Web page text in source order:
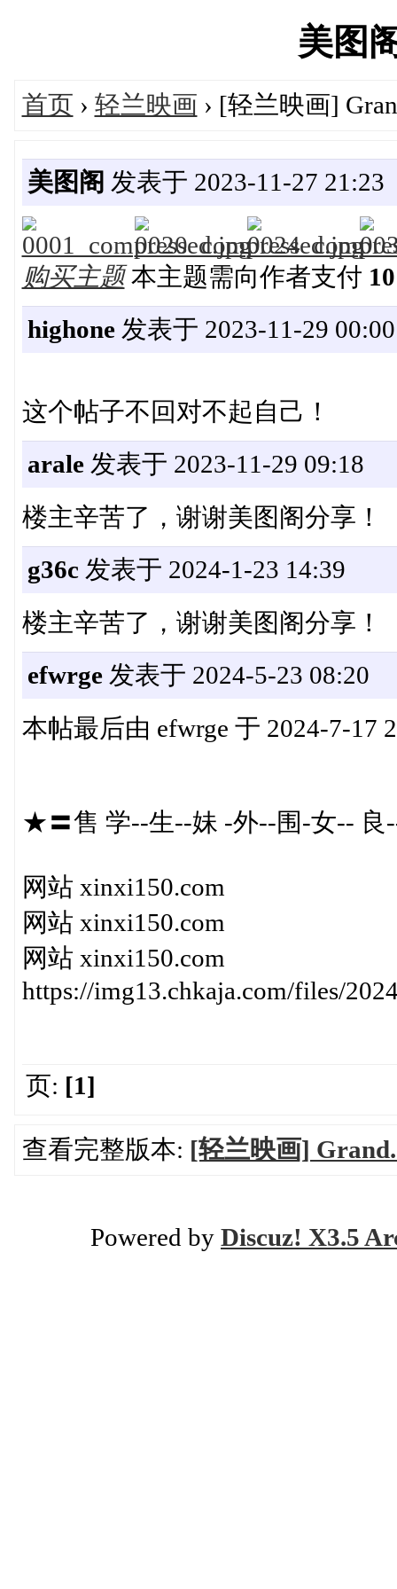
美图
首页 › 轻兰映画 › [轻兰映画]
美图阁 发表于 2023-11-27 21:23
购买主题本主题需向作者支付
highone发表于 2023-11-29 00:00
这个帖子不回对不起自己！
arale发表于 2023-11-29 09:18
楼主辛苦了，谢谢美图阁分享！
g36c发表于 2024-1-23 14:39
楼主辛苦了，谢谢美图阁分享！
efwrge发表于 2024-5-23 08:20
本帖最后由 efwrge 于 2024-7-17
★〓售 学--生--妹 -外--围-女-- 良
网站 xinxi150.com
网站 xinxi150.com
网站 xinxi150.com
https://img13.chkaja.com/files/
页: [1]
查看完整版本: [轻兰映画]
Powered by Discuz! X3.5